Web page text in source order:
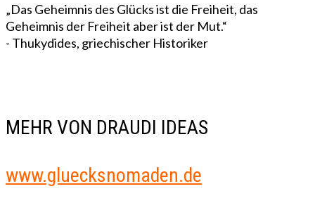
„Das Geheimnis des Glücks ist die Freiheit, das
Geheimnis der Freiheit aber ist der Mut.“
- Thukydides, griechischer Historiker
MEHR VON DRAUDI IDEAS
www.gluecksnomaden.de